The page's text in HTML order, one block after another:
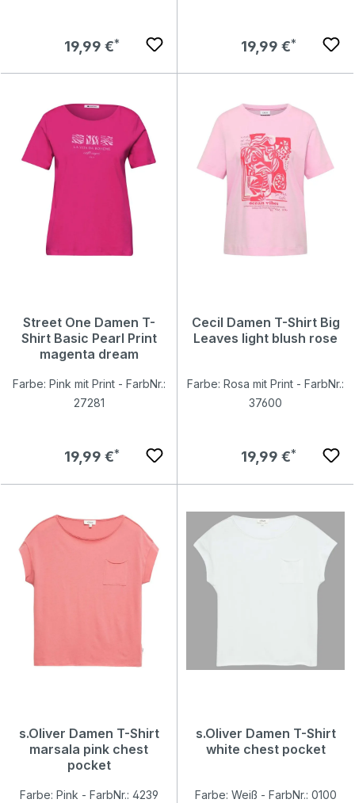
Regulärer Preis:
19,99 € Regulärer Preis:
19,99 €
Street One Damen T-
Shirt Basic Pearl Print
magenta dream
Farbe: Pink mit Print - FarbNr.:
27281
Regulärer Preis:
19,99 €
Cecil Damen T-Shirt Big
Leaves light blush rose
Farbe: Rosa mit Print - FarbNr.:
37600
Regulärer Preis:
19,99 €
s.Oliver Damen T-Shirt
marsala pink chest
pocket
Farbe: Pink - FarbNr.: 4239
s.Oliver Damen T-Shirt
white chest pocket
Farbe: Weiß - FarbNr.: 0100